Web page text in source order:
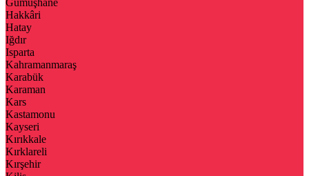
Gümüşhane
Hakkâri
Hatay
Iğdır
Isparta
Kahramanmaraş
Karabük
Karaman
Kars
Kastamonu
Kayseri
Kırıkkale
Kırklareli
Kırşehir